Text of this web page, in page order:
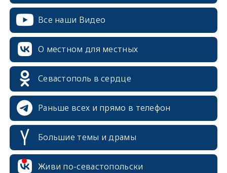
Все наши Видео
О местном для местных
Севастополь в сердце
Раньше всех и прямо в телефон
Большие темы и драмы
Живи по-севастопольски
erid: 2SDnjcrDNw6